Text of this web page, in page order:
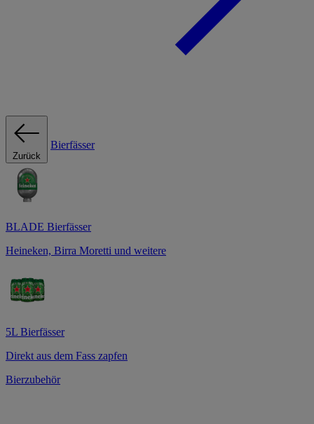
Zurück
Bierfässer
BLADE Bierfässer
Heineken, Birra Moretti und weitere
5L Bierfässer
Direkt aus dem Fass zapfen
Bierzubehör